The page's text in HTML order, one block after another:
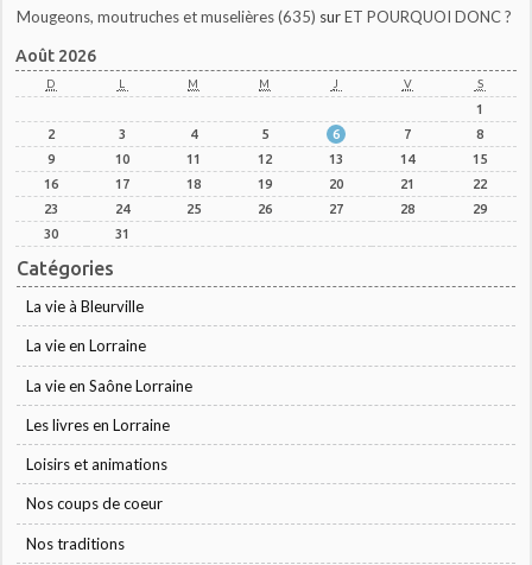
Mougeons, moutruches et muselières (635) surET POURQUOI DONC ?
Août 2026
D L M M J V S
1
2
3 4 5 6 7
8
9
10 11 12 13 14
15
16
17 18 19 20 21
22
23
24 25 26 27 28
29
30
31
Catégories
La vie à Bleurville
La vie en Lorraine
La vie en Saône Lorraine
Les livres en Lorraine
Loisirs et animations
Nos coups de coeur
Nos traditions